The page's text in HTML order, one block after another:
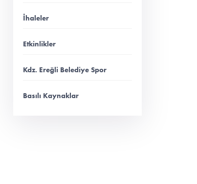
İhaleler
Etkinlikler
Kdz. Ereğli Belediye Spor
Basılı Kaynaklar